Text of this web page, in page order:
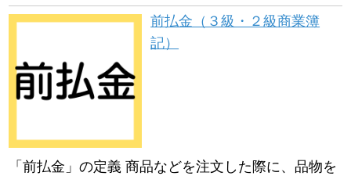
前払金（３級・２級商業簿
記）
「前払金」の定義 商品などを注文した際に、品物を